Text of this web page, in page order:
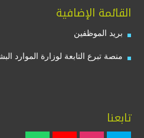
القائمة الإضافية
بريد الموظفين
منصة تبرع التابعة لوزارة الموارد
تابعنا